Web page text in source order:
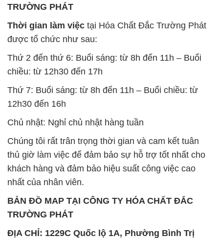
TRƯỜNG PHÁT
Thời gian làm việc tại Hóa Chất Đắc Trường Phát
được tổ chức như sau:
Thứ 2 đến thứ 6: Buổi sáng: từ 8h đến 11h – Buổi
chiều: từ 12h30 đến 17h
Thứ 7: Buổi sáng: từ 8h đến 11h – Buổi chiều: từ
12h30 đến 16h
Chủ nhật: Nghỉ chủ nhật hàng tuần
Chúng tôi rất trân trọng thời gian và cam kết tuân
thủ giờ làm việc để đảm bảo sự hỗ trợ tốt nhất cho
khách hàng và đảm bảo hiệu suất công việc cao
nhất của nhân viên.
BẢN ĐỒ MAP TẠI CÔNG TY HÓA CHẤT ĐẮC
TRƯỜNG PHÁT
ĐỊA CHỈ: 1229C Quốc lộ 1A, Phường Bình Trị